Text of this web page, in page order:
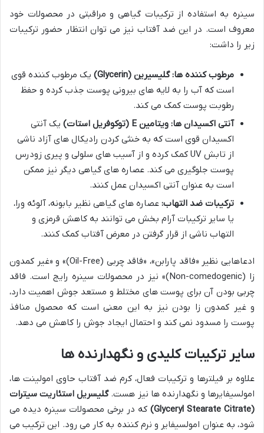
سینره به استفاده از ترکیبات گیاهی و مراقبتی در محصولات خود
معروف است. در این ضد آفتاب نیز می توان انتظار حضور ترکیبات
زیر را داشت:
مرطوب کننده ها: گلیسیرین (Glycerin)
یک مرطوب کننده قوی
است که آب را به لایه های بیرونی پوست جذب کرده و حفظ
رطوبت پوست کمک می کند.
آنتی اکسیدان ها: ویتامین E (توکوفریل استات)
یک آنتی
اکسیدان قوی است که به خنثی کردن رادیکال های آزاد ناشی
از تابش UV کمک کرده و از آسیب های سلولی و پیری زودرس
پوست جلوگیری می کند. عصاره های گیاهی دیگر نیز ممکن
است به عنوان آنتی اکسیدان عمل کنند.
ترکیبات ضد التهاب: عصاره های گیاهی نظیر بابونه، آلوئه ورا،
یا سایر ترکیبات آرام بخش می توانند به کاهش قرمزی و
التهاب ناشی از قرار گرفتن در معرض آفتاب کمک کنند.
ادعاهایی نظیر «فاقد پارابن»، «فاقد چربی (Oil-Free)» و «غیر کمدون
زا (Non-comedogenic)» نیز در محصولات سینره رایج است. فاقد
چربی بودن آن برای پوست های مختلط و مستعد جوش اهمیت دارد،
و غیر کمدون زا بودن نیز به این معنی است که محصول منافذ
پوست را مسدود نمی کند و احتمال ایجاد جوش را کاهش می دهد.
سایر ترکیبات کلیدی و نگهدارنده ها
علاوه بر فیلترها و ترکیبات فعال، کرم ضد آفتاب حاوی امولینت ها،
امولسیفایرها و نگهدارنده ها نیز هست.گلیسریل استئاریت سیترات
(Glyceryl Stearate Citrate)
که در برخی محصولات سینره دیده می
شود، به عنوان امولسیفایر و نرم کننده به کار می رود. این ترکیب می